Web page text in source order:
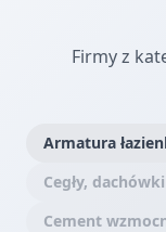
Firmy z
Armatura
Cegły, dachówki
Cement